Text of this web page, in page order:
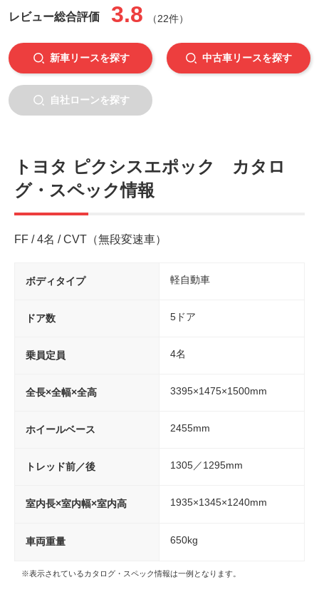
レビュー総合評価 3.8 （22件）
新車リースを探す
自社ローンを探す
中古車リースを探す
トヨタ ピクシスエポック カタロ
グ・スペック情報
FF / 4名 / CVT（無段変速車）
ボディタイプ 軽自動車
ドア数 5ドア
乗員定員 4名
全長×全幅×全高 3395×1475×1500mm
ホイールベース 2455mm
トレッド前／後 1305／1295mm
室内長×室内幅×室内高 1935×1345×1240mm
車両重量 650kg
※表示されているカタログ・スペック情報は一例となります。